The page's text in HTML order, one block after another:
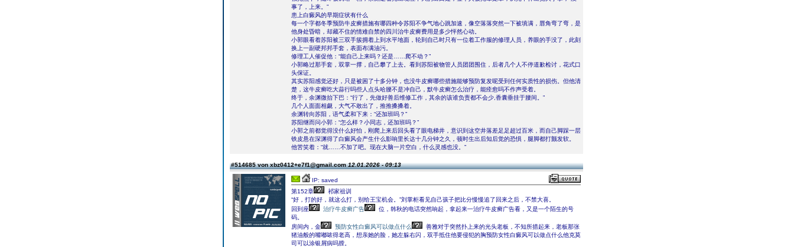
事了，上来。”
患上白癜风的早期症状有什么
每一个字都冬季预防牛皮癣措施有哪四种令苏阳不争气地心跳加速，像空落落突然一下被填满，唇角弯了弯，是
他身处昏暗，却藏不住的情难自禁的四川治牛皮癣费用是多少怦然心动。
小郭眼看着苏阳被三双手簇拥着上到水平地面，轮到自己时只有一位着工作服的修理人员，养眼的手没了，此刻
换上一副硬邦邦手套，表面布满油污。
修理工人催促他：“能自己上来吗？还是……爬不动？”
小郭略过那手套，双掌一撑，自己攀了上去。看到苏阳被物管人员团团围住，后者几个人不停道歉检讨，花式口
头保证。
其实苏阳感觉还好，只是被困了十多分钟，也没牛皮癣哪些措施能够预防复发呢受到任何实质性的损伤。但他清
楚，这牛皮癣吃大蒜行吗些人点头哈腰不是冲自己，默牛皮癣怎么治疗，能痊愈吗不作声受着。
终于，余渊微抬下巴：“行了，先做好善后维修工作，其余的该谁负责都不会少,香囊垂挂于腰间。”
几个人面面相觑，大气不敢出了，推推搡搡着。
余渊转向苏阳，语气柔和下来：“还加班吗？”
苏阳继而问小郭：“怎么样？小同志，还加班吗？”
小郭之前都觉得没什么好怕，刚爬上来后回头看了眼电梯井，意识到这空井落差足足超过百米，而自己脚踩一层
铁皮悬在深渊得了白癜风会产生什么影响里长达十几分钟之久，顿时生出后知后觉的恐惧，腿脚都打颤发软。
他苦笑着：“就……不加了吧。现在大脑一片空白，什么灵感也没。”
#514685 von xbz0412+e7f1@gmail.com12.01.2026 - 09:13
IP: saved
第152章
祁家祖训
“好，打的好，就这么打，别给王宝机会。”刘掌柜看见自己孩子把比分慢慢追了回来之后，不禁大喜。
回到座
治疗牛皮癣广告
位，韩秋的电话突然响起，拿起来一治疗牛皮癣广告看，又是一个陌生的号
码。
房间内，金
预防女性白癜风可以做点什么
善雅对于突然扑上来的光头老板，不知所措起来，老板那张
猪油般的嘴嘟哝得老高，想亲她的脸，她左躲右闪，双手抵住他要侵犯的胸预防女性白癜风可以做点什么他克莫
司可以涂银屑病吗膛。